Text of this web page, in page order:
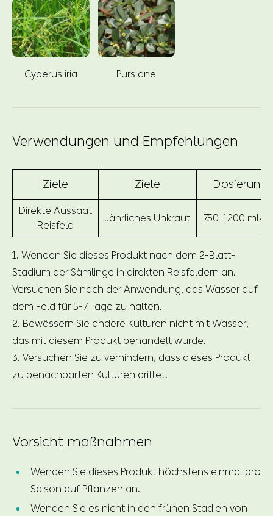
Cyperus iria Purslane
Verwendungen und Empfehlungen
Ziele Ziele Dosierung
Direkte Aussaat
Reisfeld
Jährliches Unkraut 750-1200 ml/
1. Wenden Sie dieses Produkt nach dem 2-Blatt-
Stadium der Sämlinge in direkten Reisfeldern an.
Versuchen Sie nach der Anwendung, das Wasser auf
dem Feld für 5-7 Tage zu halten.
2. Bewässern Sie andere Kulturen nicht mit Wasser,
das mit diesem Produkt behandelt wurde.
3. Versuchen Sie zu verhindern, dass dieses Produkt
zu benachbarten Kulturen driftet.
Vorsicht maßnahmen
Wenden Sie dieses Produkt höchstens einmal pro
Saison auf Pflanzen an.
Wenden Sie es nicht in den frühen Stadien von